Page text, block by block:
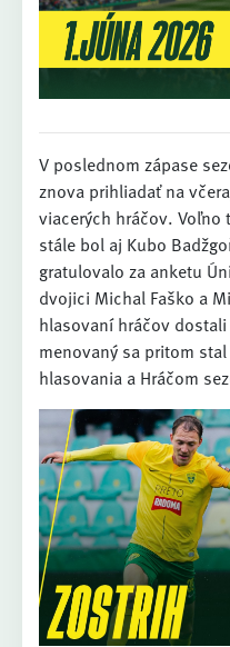
V poslednom zápase
znova prihliadať na
viacerých hráčov. Voľno
stále bol aj Kubo
gratulovalo za anketu
dvojici Michal Faško a
hlasovaní hráčov
menovaný sa pritom
hlasovania a Hráčom